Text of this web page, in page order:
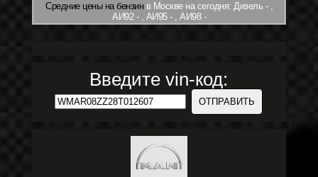
Средние цены на бензинв Москве на сегодня: Дизель - ,
АИ92 - , АИ95 - , АИ98 -
Введите vin-код: